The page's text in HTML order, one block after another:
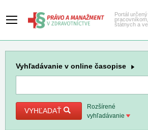
Portál
štátnych a
Vyhľadávanie v online časopise
VYHĽADAŤ
Rozšírené
vyhľadávanie